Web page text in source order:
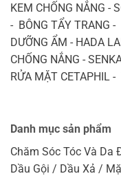
KEM CHỐNG NẮNG -
- BÔNG TẨY TRANG
DƯỠNG ẨM - HADA
CHỐNG NẮNG -
RỬA MẶT CETAPHIL
Danh mục sản phẩm
Chăm Sóc Tóc Và Da
Dầu Gội / Dầu Xả /